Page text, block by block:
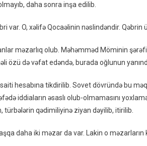
Türbəsi”:
Buzovna
FOTOREPORTAJ
daha sonra inşa edilib.
var. O, xəlifə Qocaəlinin nəslindəndir. Qəbrin
məzarlıq olub. Məhəmməd Möminin
özü də vəfat edəndə, burada oğlunun
hesabına tikdirilib. Sovet dövründə bu
iddiaların əsaslı olub-olmamasını
türbələrin qədimiliyinə ziyan dəyilib, itirilib.
daha iki məzar da var. Lakin o